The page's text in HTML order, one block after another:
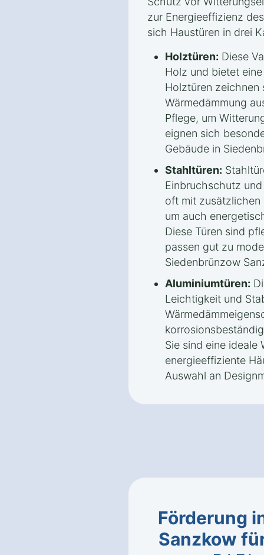
zur Energieeffizienz
sich Haustüren in drei
Holztüren: Diese
Holz und bietet
Holztüren
Wärmedämmung
Pflege, um
eignen sich
Gebäude in
Stahltüren:
Einbruchschutz
oft mit zusätzlichen
um auch
Diese Türen sind
passen gut zu
Siedenbrünzow
Aluminiumtüren:
Leichtigkeit und
Sie sind eine ideale
energieeffiziente
Auswahl an
Förderung
Sanzkow